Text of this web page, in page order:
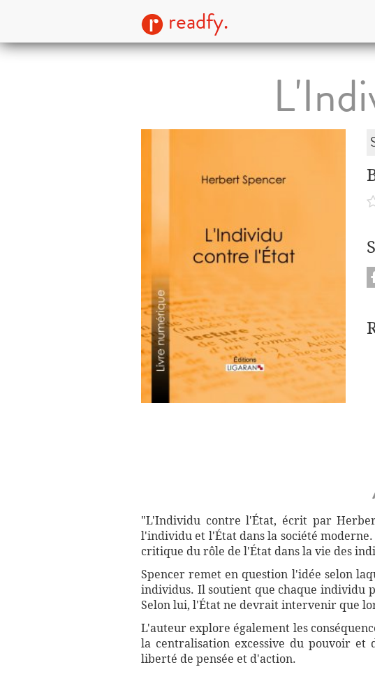
readfy.
"L'Individu contre l'État, écrit par
l'individu et l'État dans la société
critique du rôle de l'État dans la vie des
Spencer remet en question l'idée selon
individus. Il soutient que chaque individu
Selon lui, l'État ne devrait intervenir que
L'auteur explore également les
la centralisation excessive du pouvoir
liberté de pensée et d'action.